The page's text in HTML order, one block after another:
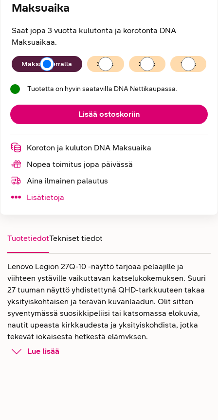
Maksuaika
Saat jopa 3 vuotta kulutonta ja korotonta DNA
Maksuaikaa.
Maksuaika
Maksan kerralla 36 kk 24 kk 12 kk
Tuotetta on hyvin saatavilla DNA Nettikaupassa.
Lisää ostoskoriin
Koroton ja kuluton DNA Maksuaika
Nopea toimitus jopa päivässä
Aina ilmainen palautus
Lisätietoja
TuotetiedotTekniset tiedot
Lenovo Legion 27Q-10 -näyttö tarjoaa pelaajille ja
viihteen ystäville vaikuttavan katselukokemuksen. Suuri
27 tuuman näyttö yhdistettynä QHD-tarkkuuteen takaa
yksityiskohtaisen ja terävän kuvanlaadun. Olit sitten
syventymässä suosikkipeliisi tai katsomassa elokuvia,
nautit upeasta kirkkaudesta ja yksityiskohdista, jotka
tekevät jokaisesta hetkestä elämyksen.
Koe Lenovo Legion 27Q-10 -näytöllä
Lue lisää